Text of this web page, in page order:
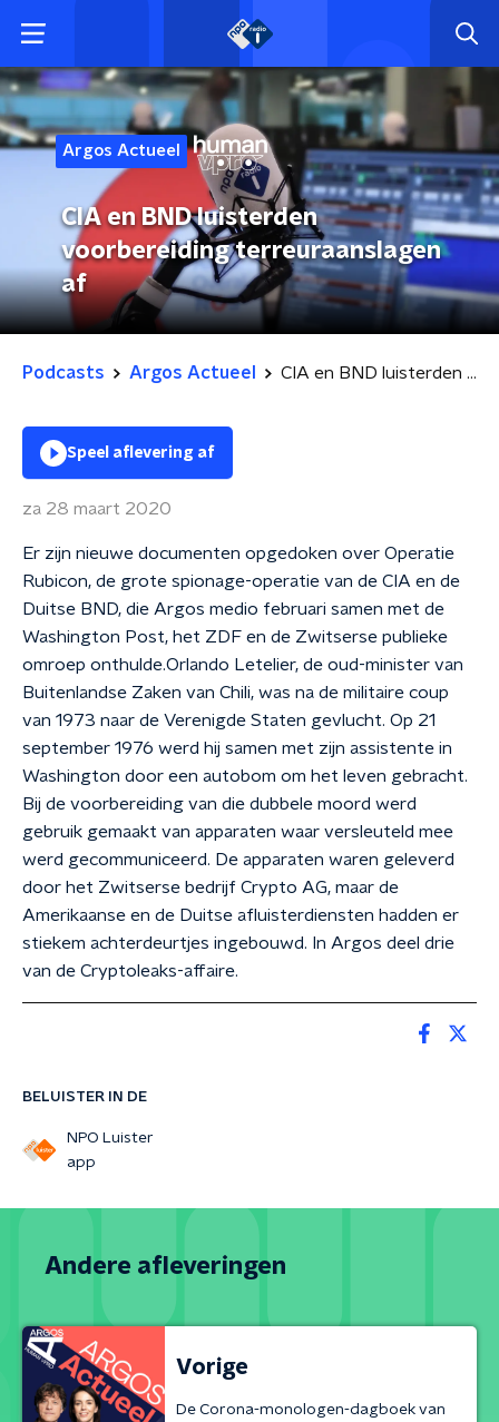
Argos Actueel
CIA en BND luisterden
voorbereiding terreuraanslagen
af
Podcasts Argos Actueel CIA en BND luisterden voorbereiding terreuraanslagen af
BELUISTER IN DE
NPO Luister
app
Speel aflevering af
za 28 maart 2020
Er zijn nieuwe documenten opgedoken over Operatie
Rubicon, de grote spionage-operatie van de CIA en de
Duitse BND, die Argos medio februari samen met de
Washington Post, het ZDF en de Zwitserse publieke
omroep onthulde.Orlando Letelier, de oud-minister van
Buitenlandse Zaken van Chili, was na de militaire coup
van 1973 naar de Verenigde Staten gevlucht. Op 21
september 1976 werd hij samen met zijn assistente in
Washington door een autobom om het leven gebracht.
Bij de voorbereiding van die dubbele moord werd
gebruik gemaakt van apparaten waar versleuteld mee
werd gecommuniceerd. De apparaten waren geleverd
door het Zwitserse bedrijf Crypto AG, maar de
Amerikaanse en de Duitse afluisterdiensten hadden er
stiekem achterdeurtjes ingebouwd. In Argos deel drie
van de Cryptoleaks-affaire.
Andere afleveringen
Vorige
De Corona-monologen-dagboek van